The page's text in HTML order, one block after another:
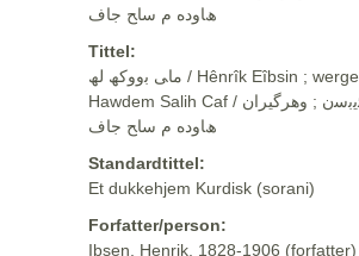
ھﺎوده م ﺳﺎﺢ ﺟﺎف
Tittel:
ﻣﺎﯽ ﺑووﮐﮫ ﻟﮫ / Hênrîk Eîbsin ; wergerandi
Hawdem Salih Caf / ھﻧرﯾﮏ ﺋﯾﺑﺳن ; وهرگيران
ھﺎوده م ﺳﺎﺢ ﺟﺎف
Standardtittel:
Et dukkehjem Kurdisk (sorani)
Forfatter/person:
Ibsen, Henrik, 1828-1906 (forfatter)